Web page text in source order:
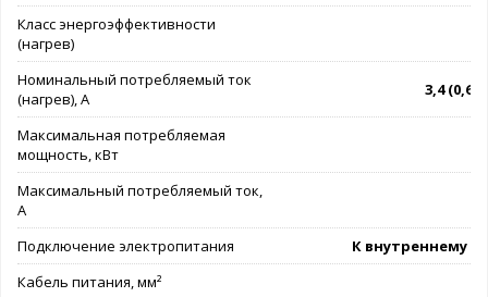
Класс энергоэффективности
(нагрев)
Номинальный потребляемый ток
(нагрев), А
3,4 (0,6 -
Максимальная потребляемая
мощность, кВт
Максимальный потребляемый ток,
А
Подключение электропитания
К внутреннему
Кабель питания, мм²